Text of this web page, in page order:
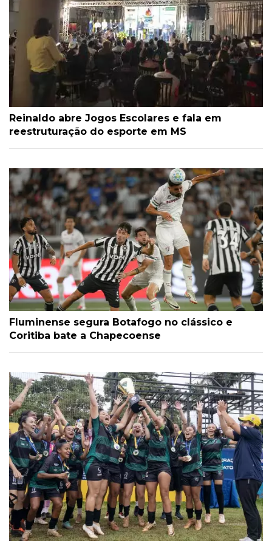
Reinaldo abre Jogos Escolares e fala em
reestruturação do esporte em MS
Fluminense segura Botafogo no clássico e
Coritiba bate a Chapecoense